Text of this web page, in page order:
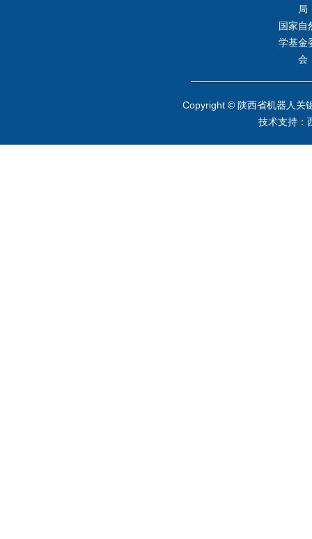
局
国家自
学基金
会
Copyright © 陕西省机器人关
技术支持：